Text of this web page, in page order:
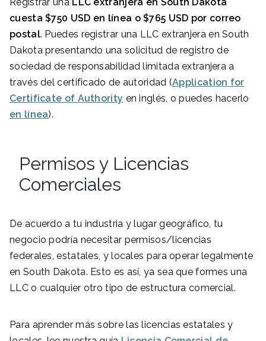
cuesta $750 USD en línea o $765 USD por correo
postal. Puedes registrar una LLC extranjera en South
Dakota presentando una solicitud de registro de
sociedad de responsabilidad limitada extranjera a
través del certificado de autoridad (Application for
Certificate of Authority en inglés, o puedes hacerlo
en línea).
Permisos y Licencias
Comerciales
De acuerdo a tu industria y lugar geográfico, tu
negocio podría necesitar permisos/licencias
federales, estatales, y locales para operar legalmente
en South Dakota. Esto es así, ya sea que formes una
LLC o cualquier otro tipo de estructura comercial.
Para aprender más sobre las licencias estatales y